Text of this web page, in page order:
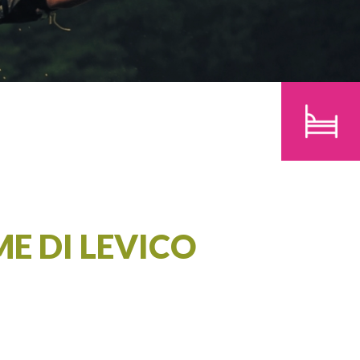
BAMBINI
CERCA
DI LEVICO